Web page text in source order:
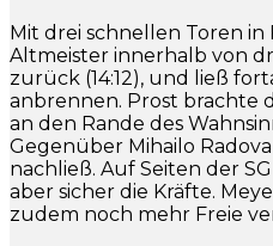
Mit drei schnellen Toren in
Altmeister innerhalb von
zurück (14:12), und ließ
anbrennen. Prost brachte
an den Rande des
Gegenüber Mihailo
nachließ. Auf Seiten der
aber sicher die Kräfte.
zudem noch mehr Freie